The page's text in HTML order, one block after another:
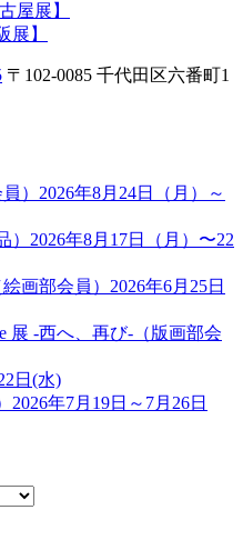
屋展】
展】
〒102-0085 千代田区六番町1
）2026年8月24日（月）～
）2026年8月17日（月）〜22
画部会員）2026年6月25日
展 -西へ、再び-（版画部会
日(水)
年7月19日～7月26日